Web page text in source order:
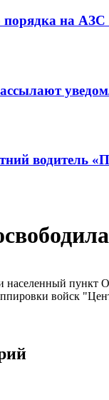
на АЗС
водитель
населенный
войск